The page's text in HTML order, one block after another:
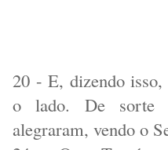
20 - E, dizendo
o lado. De sorte
alegraram, vendo o